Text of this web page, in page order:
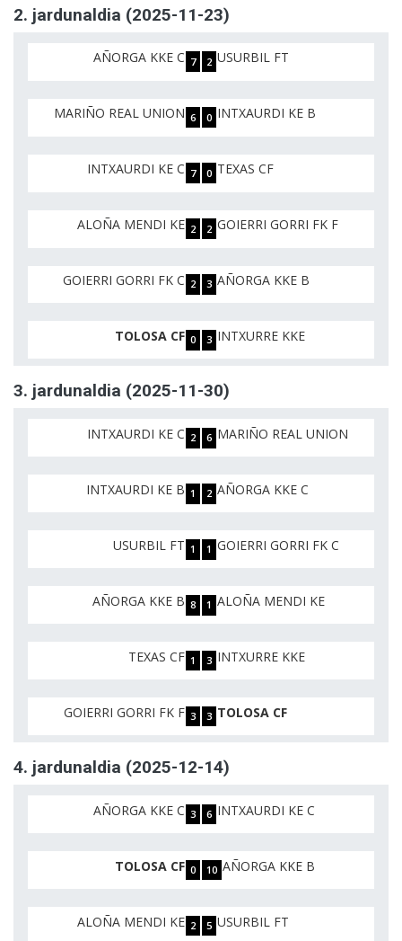
2. jardunaldia (2025-11-23)
AÑORGA KKE C 7 2 USURBIL FT
MARIÑO REAL UNION 6 0 INTXAURDI KE B
INTXAURDI KE C 7 0 TEXAS CF
ALOÑA MENDI KE 2 2 GOIERRI GORRI FK F
GOIERRI GORRI FK C 2 3 AÑORGA KKE B
TOLOSA CF 0 3 INTXURRE KKE
3. jardunaldia (2025-11-30)
INTXAURDI KE C 2 6 MARIÑO REAL UNION
INTXAURDI KE B 1 2 AÑORGA KKE C
USURBIL FT 1 1 GOIERRI GORRI FK C
AÑORGA KKE B 8 1 ALOÑA MENDI KE
TEXAS CF 1 3 INTXURRE KKE
GOIERRI GORRI FK F 3 3 TOLOSA CF
4. jardunaldia (2025-12-14)
AÑORGA KKE C 3 6 INTXAURDI KE C
TOLOSA CF 0 10 AÑORGA KKE B
ALOÑA MENDI KE 2 5 USURBIL FT